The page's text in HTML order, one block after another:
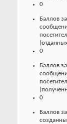
0
Баллов за
0
Баллов за
0
Баллов за